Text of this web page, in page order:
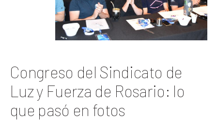
Congreso del Sindicato de
Luz y Fuerza de Rosario: lo
que pasó en fotos